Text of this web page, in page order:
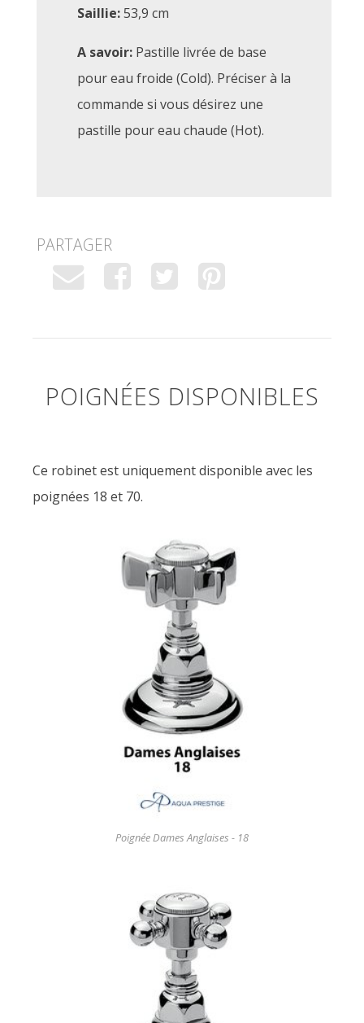
Saillie:53,9 cm
A savoir: Pastille livrée de base
pour eau froide (Cold). Préciser à la
commande si vous désirez une
pastille pour eau chaude (Hot).
PARTAGER
POIGNÉES DISPONIBLES
Ce robinet est uniquement disponible avec les
poignées 18 et 70.
Poignée Dames Anglaises - 18